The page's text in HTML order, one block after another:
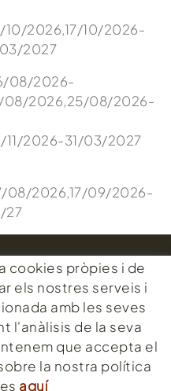
2026,17/10/2026-
2027
08/2026-
08/2026,25/08/2026-
2026-31/03/2027
08/2026,17/09/2026-
27
6
Brava (Girona)
cookies pròpies i de
els nostres serveis i
amb les seves
l'anàlisis de la seva
que accepta el
la nostra política
aquí